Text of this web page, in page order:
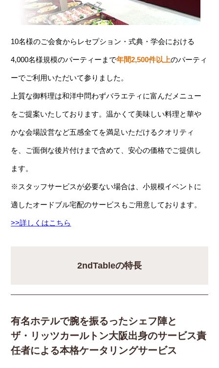
10名様のご会食からレセプション・式典・学会における
4,000名様規模のパーティーまで年間2,500件以上のパーティ
ーでご利用いただいて参りました。
上質な御料理は和洋中問わずバラエティに富んだメニュー
をご提案いたしております。温かくて美味しい料理と華や
かな会場設営など五感全てを満足いただけるクオリティ
を、ご面倒な後片付けまで含めて、安心の価格でご提供し
ます。
※スタッフサービスが必要ない場合は、小規模イベントに
適したオードブル宅配のサービスもご用意しております。
>>詳しくはこちら
2ndTableの特長
有名ホテルで腕を振るったシェフ陣と
ザ・リッツカールトン大阪出身のサービス責
任者による本格ケータリングサービス